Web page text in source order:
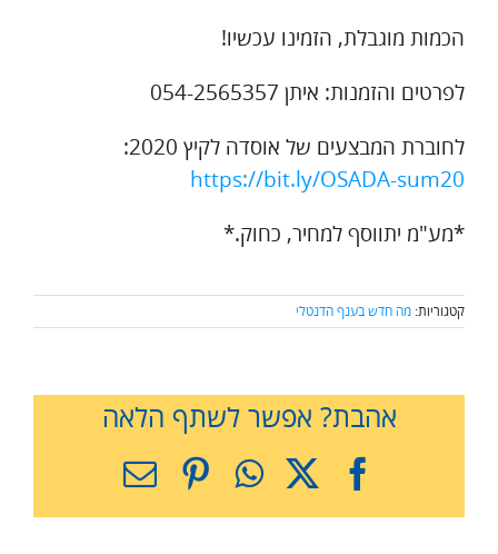
הכמות מוגבלת, הזמינו עכשיו!
לפרטים והזמנות: איתן 054-2565357
לחוברת המבצעים של אוסדה לקיץ 2020:
https://bit.ly/OSADA-sum20
*מע"מ יתווסף למחיר, כחוק.*
קטגוריות: מה חדש בענף הדנטלי
אהבת? אפשר לשתף הלאה
Facebook
X
WhatsApp
Pinterest
כתובת